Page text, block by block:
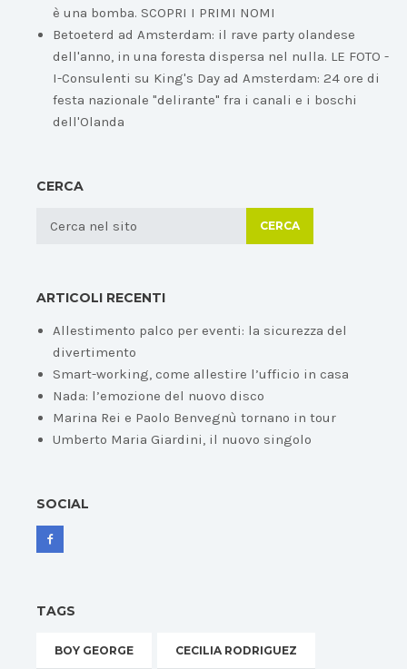
è una bomba. SCOPRI I PRIMI NOMI
Betoeterd ad Amsterdam: il rave party olandese
dell'anno, in una foresta dispersa nel nulla. LE FOTO -
I-Consulenti su King's Day ad Amsterdam: 24 ore di
festa nazionale "delirante" fra i canali e i boschi
dell'Olanda
CERCA
CERCA
ARTICOLI RECENTI
Allestimento palco per eventi: la sicurezza del
divertimento
Smart-working, come allestire l’ufficio in casa
Nada: l’emozione del nuovo disco
Marina Rei e Paolo Benvegnù tornano in tour
Umberto Maria Giardini, il nuovo singolo
SOCIAL
TAGS
BOY GEORGE CECILIA RODRIGUEZ